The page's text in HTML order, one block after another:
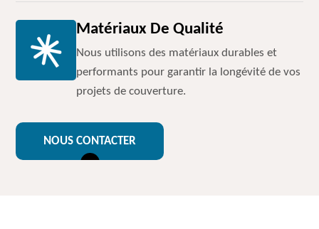
Matériaux De Qualité
Nous utilisons des matériaux durables et
performants pour garantir la longévité de vos
projets de couverture.
NOUS CONTACTER